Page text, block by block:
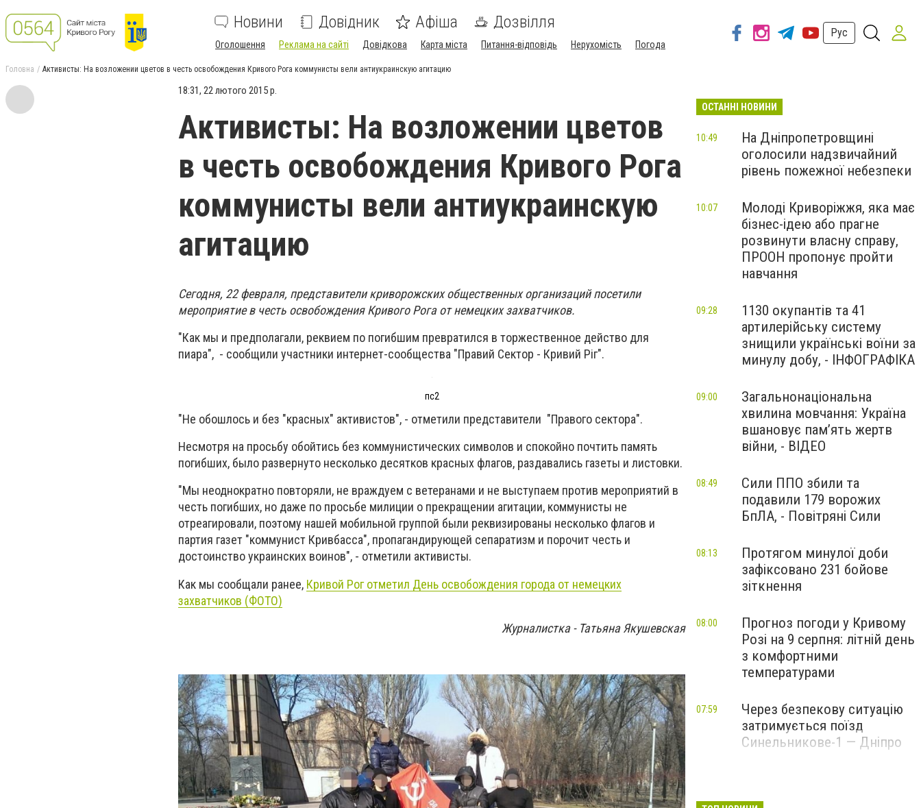
Новини Довідник Афіша Дозвілля
Оголошення Реклама на сайті Довідкова Карта міста Питання-відповідь Нерухомість Погода
Рус
Головна Активисты: На возложении цветов в честь освобождения Кривого Рога коммунисты вели антиукраинскую агитацию
18:31, 22 лютого 2015 р.
Активисты: На возложении цветов
в честь освобождения Кривого Рога
коммунисты вели антиукраинскую
агитацию
Сегодня, 22 февраля, представители криворожских общественных организаций посетили
мероприятие в честь освобождения Кривого Рога от немецких захватчиков.
"Как мы и предполагали, реквием по погибшим превратился в торжественное действо для
пиара", - сообщили участники интернет-сообщества "Правий Сектор - Кривий Ріг".
пс2
"Не обошлось и без "красных" активистов", - отметили представители "Правого сектора".
Несмотря на просьбу обойтись без коммунистических символов и спокойно почтить память
погибших, было развернуто несколько десятков красных флагов, раздавались газеты и листовки.
"Мы неоднократно повторяли, не враждуем с ветеранами и не выступаем против мероприятий в
честь погибших, но даже по просьбе милиции о прекращении агитации, коммунисты не
отреагировали, поэтому нашей мобильной группой были реквизированы несколько флагов и
партия газет "коммунист Кривбасса", пропагандирующей сепаратизм и порочит честь и
достоинство украинских воинов", - отметили активисты.
Как мы сообщали ранее, Кривой Рог отметил День освобождения города от немецких
захватчиков (ФОТО)
Журналистка - Татьяна Якушевская
ОСТАННІ НОВИНИ
На Дніпропетровщині
оголосили надзвичайний
рівень пожежної небезпеки
10:49
Молоді Криворіжжя, яка має
бізнес-ідею або прагне
розвинути власну справу,
ПРООН пропонує пройти
навчання
10:07
1130 окупантів та 41
артилерійську систему
знищили українські воїни за
минулу добу, - ІНФОГРАФІКА
09:28
Загальнонаціональна
хвилина мовчання: Україна
вшановує пам’ять жертв
війни, - ВІДЕО
09:00
Сили ППО збили та
подавили 179 ворожих
БпЛА, - Повітряні Сили
08:49
Протягом минулої доби
зафіксовано 231 бойове
зіткнення
08:13
Прогноз погоди у Кривому
Розі на 9 серпня: літній день
з комфортними
температурами
08:00
Через безпекову ситуацію
затримується поїзд
Синельникове-1 — Дніпро
07:59